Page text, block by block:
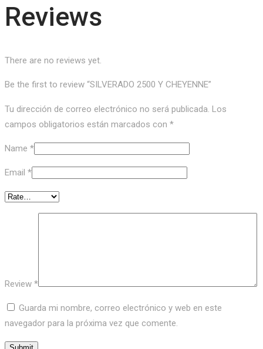
Reviews
There are no reviews yet.
Be the first to review “SILVERADO 2500 Y CHEYENNE”
Tu dirección de correo electrónico no será publicada. Los
campos obligatorios están marcados con *
Name *
Email *
Review *
Guarda mi nombre, correo electrónico y web en este
navegador para la próxima vez que comente.